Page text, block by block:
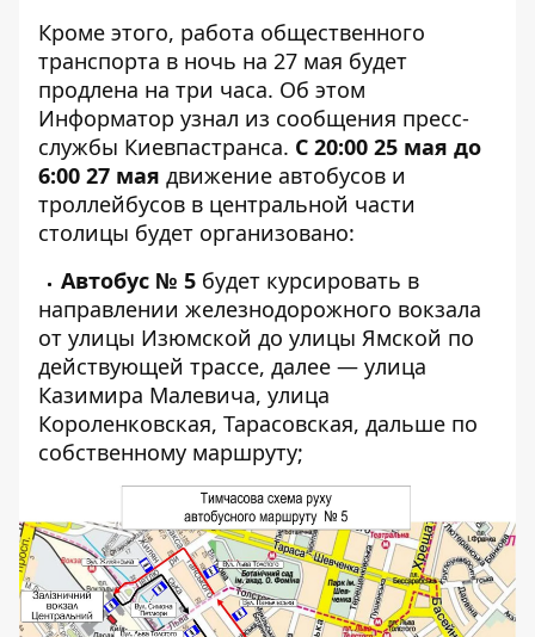
Кроме этого, работа общественного
транспорта в ночь на 27 мая будет
продлена на три часа. Об этом
Информатор узнал из сообщения пресс-
службы Киевпастранса. С 20:00 25 мая до
6:00 27 мая движение автобусов и
троллейбусов в центральной части
столицы будет организовано:
Автобус № 5 будет курсировать в
направлении железнодорожного вокзала
от улицы Изюмской до улицы Ямской по
действующей трассе, далее — улица
Казимира Малевича, улица
Короленковская, Тарасовская, дальше по
собственному маршруту;